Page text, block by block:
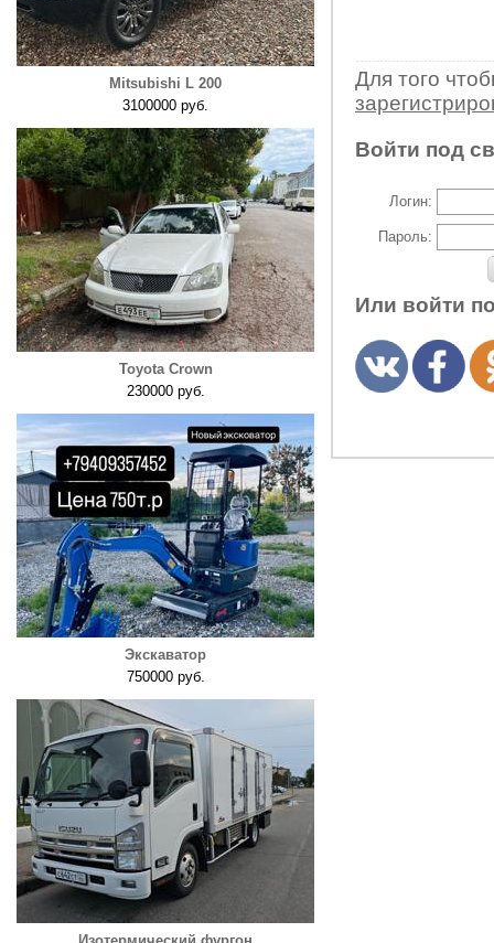
Mitsubishi L 200
3100000 руб.
Toyota Crown
230000 руб.
Экскаватор
750000 руб.
Для того
Войти под
Логин:
Пароль:
Или войти